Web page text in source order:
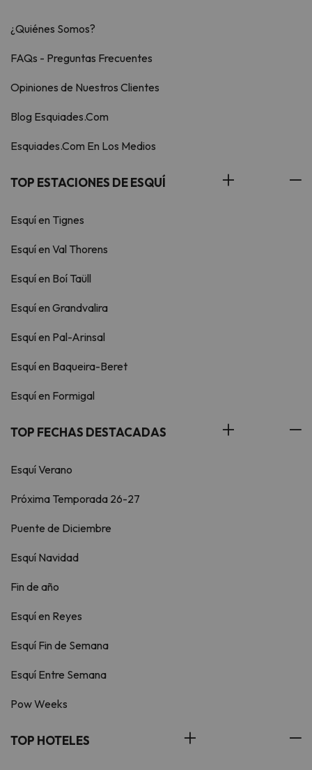
¿Quiénes Somos?
FAQs - Preguntas Frecuentes
Opiniones de Nuestros Clientes
Blog Esquiades.Com
Esquiades.Com En Los Medios
TOP ESTACIONES DE ESQUÍ
Esquí en Tignes
Esquí en Val Thorens
Esquí en Boí Taüll
Esquí en Grandvalira
Esquí en Pal-Arinsal
Esquí en Baqueira-Beret
Esquí en Formigal
TOP FECHAS DESTACADAS
Esquí Verano
Próxima Temporada 26-27
Puente de Diciembre
Esquí Navidad
Fin de año
Esquí en Reyes
Esquí Fin de Semana
Esquí Entre Semana
Pow Weeks
TOP HOTELES